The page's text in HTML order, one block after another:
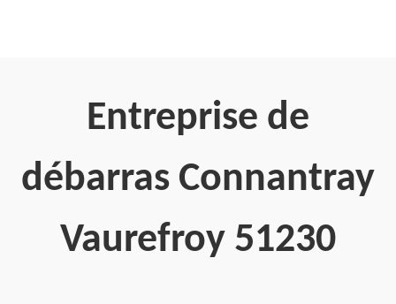
Entreprise de
débarras Connantray
Vaurefroy 51230